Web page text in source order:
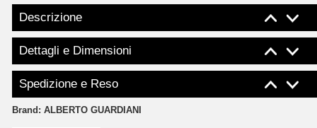
Descrizione
Dettagli e Dimensioni
Spedizione e Reso
Brand: ALBERTO GUARDIANI